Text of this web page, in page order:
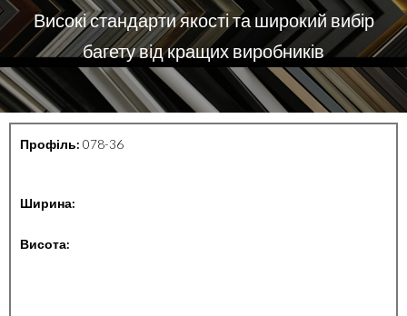
Високі стандарти якості та широкий вибір
багету від кращих виробників
Профіль: 078-36
Ширина:
Висота: